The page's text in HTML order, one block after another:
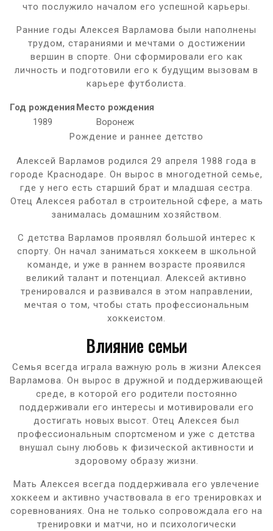
что послужило началом его успешной карьеры.
Ранние годы Алексея Варламова были наполнены
трудом, стараниями и мечтами о достижении
вершин в спорте. Они сформировали его как
личность и подготовили его к будущим вызовам в
карьере футболиста.
Год рождения Место рождения
1989
Воронеж
Рождение и раннее детство
Алексей Варламов родился 29 апреля 1988 года в
городе Краснодаре. Он вырос в многодетной семье,
где у него есть старший брат и младшая сестра.
Отец Алексея работал в строительной сфере, а мать
занималась домашним хозяйством.
С детства Варламов проявлял большой интерес к
спорту. Он начал заниматься хоккеем в школьной
команде, и уже в раннем возрасте проявился
великий талант и потенциал. Алексей активно
тренировался и развивался в этом направлении,
мечтая о том, чтобы стать профессиональным
хоккеистом.
Влияние семьи
Семья всегда играла важную роль в жизни Алексея
Варламова. Он вырос в дружной и поддерживающей
среде, в которой его родители постоянно
поддерживали его интересы и мотивировали его
достигать новых высот. Отец Алексея был
профессиональным спортсменом и уже с детства
внушал сыну любовь к физической активности и
здоровому образу жизни.
Мать Алексея всегда поддерживала его увлечение
хоккеем и активно участвовала в его тренировках и
соревнованиях. Она не только сопровождала его на
тренировки и матчи, но и психологически